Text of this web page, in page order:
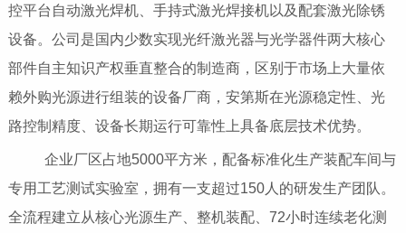
控平台自动激光焊机、手持式激光焊接机以及配套激光除锈
设备。公司是国内少数实现光纤激光器与光学器件两大核心
部件自主知识产权垂直整合的制造商，区别于市场上大量依
赖外购光源进行组装的设备厂商，安第斯在光源稳定性、光
路控制精度、设备长期运行可靠性上具备底层技术优势。
企业厂区占地5000平方米，配备标准化生产装配车间与
专用工艺测试实验室，拥有一支超过150人的研发生产团队。
全流程建立从核心光源生产、整机装配、72小时连续老化测